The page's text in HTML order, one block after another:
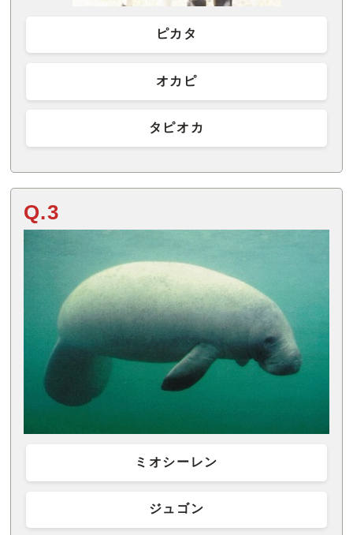
ピカタ
オカピ
タピオカ
Q.3
ミオシーレン
ジュゴン